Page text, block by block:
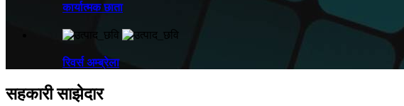
कार्यात्मक छाता
रिवर्स अम्ब्रेला
सहकारी साझेदार